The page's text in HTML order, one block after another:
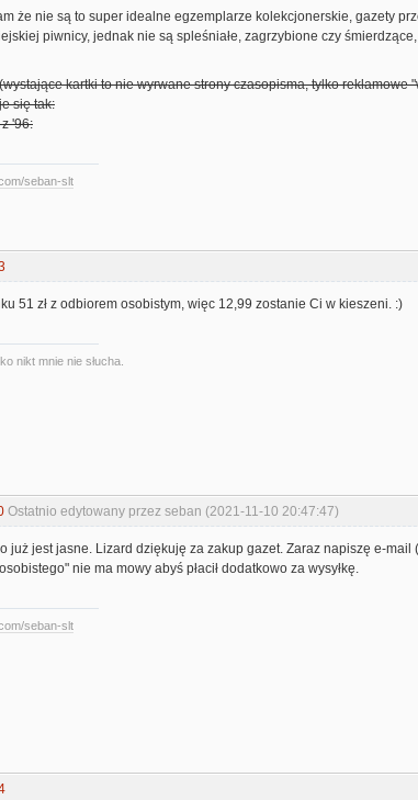
że nie są to super idealne egzemplarze kolekcjonerskie, gazety
piwnicy, jednak nie są spleśniałe, zagrzybione czy
kartki to nie wyrwane strony czasopisma, tylko reklamowe
się tak:
'96:
seban-slt
51 zł z odbiorem osobistym, więc 12,99 zostanie Ci w kieszeni. :)
nikt mnie nie słucha.
Ostatnio edytowany przez seban (2021-11-10 20:47:47)
już jest jasne. Lizard dziękuję za zakup gazet. Zaraz napiszę e-
nie ma mowy abyś płacił dodatkowo za wysyłkę.
seban-slt